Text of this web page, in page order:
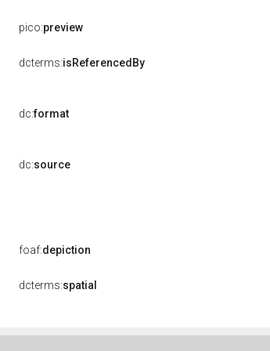
pico:preview
dcterms:isReferencedBy
dc:format
dc:source
foaf:depiction
dcterms:spatial